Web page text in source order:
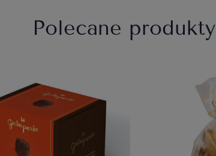
Polecane produkty